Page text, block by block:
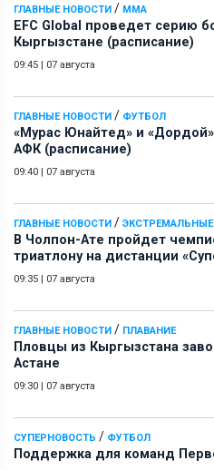
ГЛАВНЫЕ НОВОСТИ / ММА
EFC Global проведет серию
Кыргызстане (расписание)
09:45 07 августа
ГЛАВНЫЕ НОВОСТИ / ФУТБОЛ
«Мурас Юнайтед» и
АФК (расписание)
09:40 07 августа
ГЛАВНЫЕ НОВОСТИ /
В Чолпон-Ате пройдет
триатлону на дистанции
09:35 07 августа
ГЛАВНЫЕ НОВОСТИ / ПЛАВАНИЕ
Пловцы из Кыргызстана
Астане
09:30 07 августа
СУПЕРНОВОСТЬ / ФУТБОЛ
Поддержка для команд